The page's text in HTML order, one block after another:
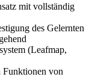
mit vollständig
des Gelernten
(Leafmap,
Funktionen von